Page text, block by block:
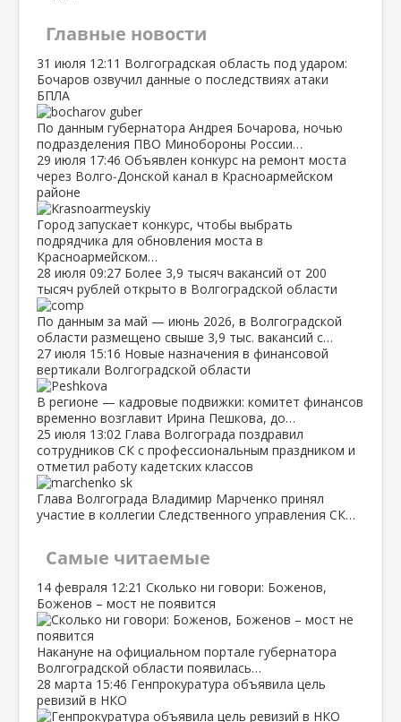
Главные новости
31 июля 12:11 Волгоградская область под ударом:
Бочаров озвучил данные о последствиях атаки
БПЛА
По данным губернатора Андрея Бочарова, ночью
подразделения ПВО Минобороны России…
29 июля 17:46 Объявлен конкурс на ремонт моста
через Волго‑Донской канал в Красноармейском
районе
Город запускает конкурс, чтобы выбрать
подрядчика для обновления моста в
Красноармейском…
28 июля 09:27 Более 3,9 тысяч вакансий от 200
тысяч рублей открыто в Волгоградской области
По данным за май — июнь 2026, в Волгоградской
области размещено свыше 3,9 тыс. вакансий с…
27 июля 15:16 Новые назначения в финансовой
вертикали Волгоградской области
В регионе — кадровые подвижки: комитет финансов
временно возглавит Ирина Пешкова, до…
25 июля 13:02 Глава Волгограда поздравил
сотрудников СК с профессиональным праздником и
отметил работу кадетских классов
Глава Волгограда Владимир Марченко принял
участие в коллегии Следственного управления СК…
Самые читаемые
14 февраля 12:21 Сколько ни говори: Боженов,
Боженов – мост не появится
Накануне на официальном портале губернатора
Волгоградской области появилась…
28 марта 15:46 Генпрокуратура объявила цель
ревизий в НКО